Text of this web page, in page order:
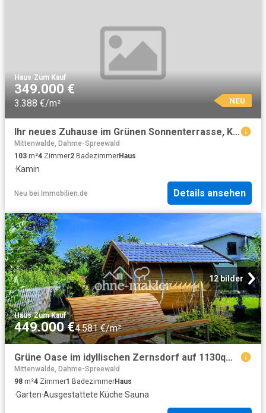
Haus·Zum Kauf
349.000 €
3.388 €/m² NEU
Ihr neues Zuhause im Grünen Sonnenterrasse, Kaminfeuer und naturnahes Wohnen
Mittenwalde, Dahme-Spreewald
103 m²4 Zimmer2 BadezimmerHaus
·Kamin
Neu bei Immobilien.de Details ansehen
12 bilder
Haus·Zum Kauf
449.000 €4.581 €/m²
Grüne Oase im idyllischen Zernsdorf auf 1130qm mit Teich, Sauna und Gewächshaus
Mittenwalde, Dahme-Spreewald
98 m²4 Zimmer1 BadezimmerHaus
·Garten·Ausgestattete Küche·Sauna